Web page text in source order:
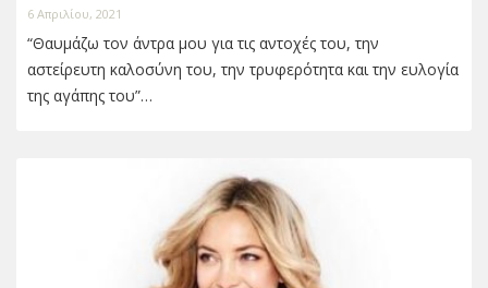
6 Απριλίου, 2021
“Θαυμάζω τον άντρα μου για τις αντοχές του, την
αστείρευτη καλοσύνη του, την τρυφερότητα και την ευλογία
της αγάπης του”…